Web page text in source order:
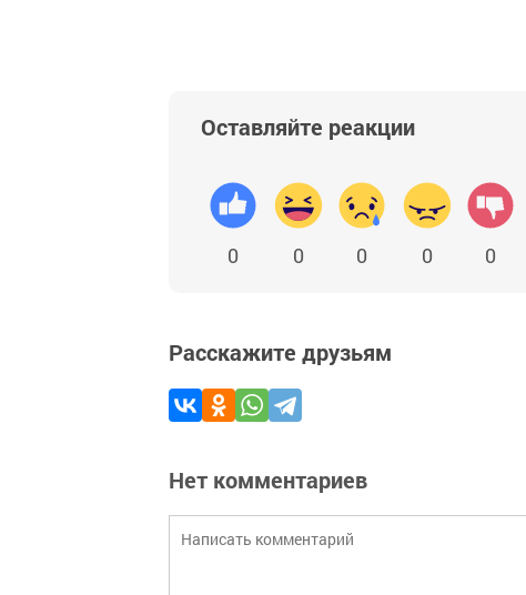
Оставляйте реакции
0 0 0 0 0
Расскажите друзьям
Нет комментариев